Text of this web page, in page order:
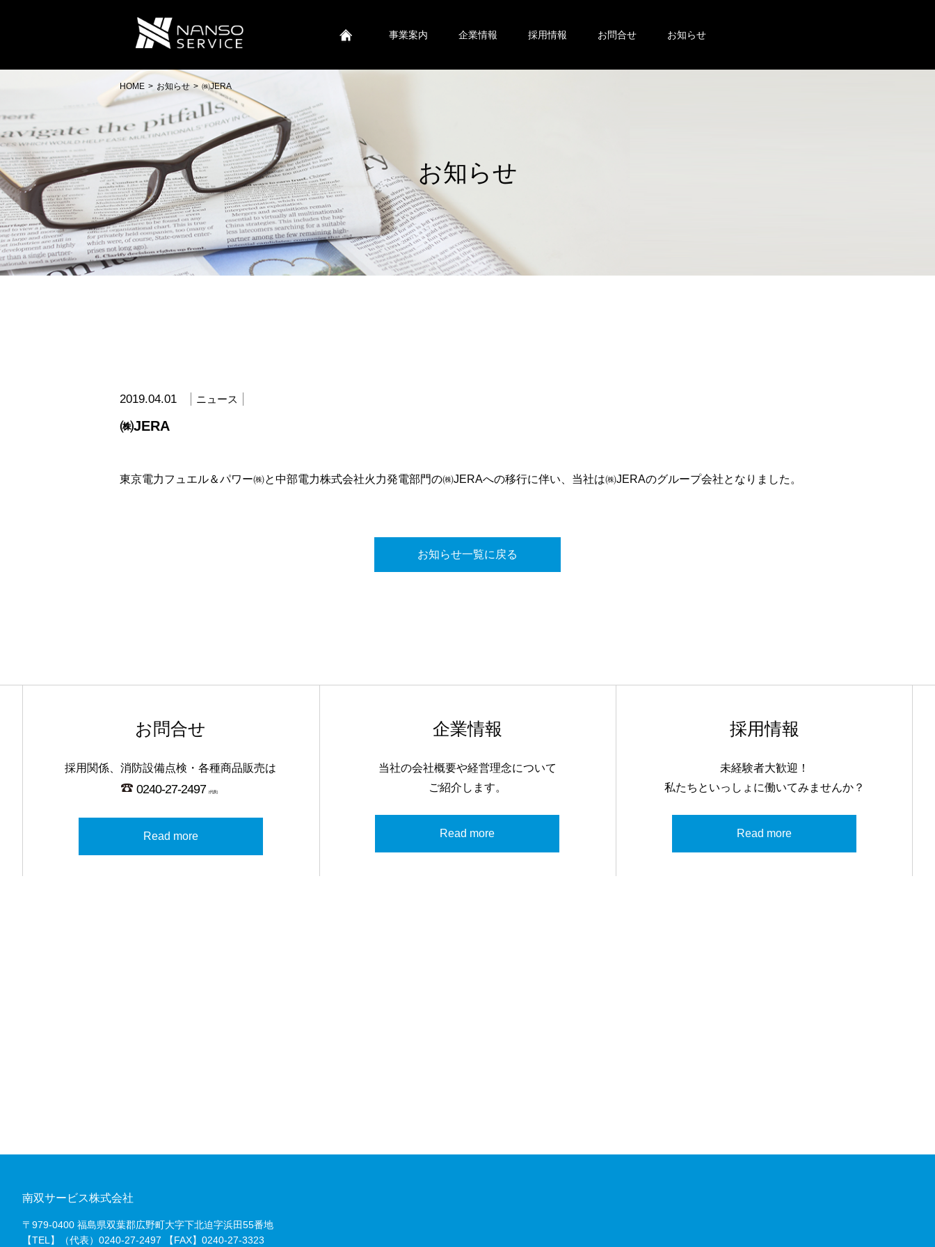
南双サービス株式会社事業案内 企業情報 採用情報 お問合せ お知らせ
HOME お知らせ ㈱JERA
お知らせ
2019.04.01 ニュース
㈱JERA
東京電力フュエル＆パワー㈱と中部電力株式会社火力発電部門の㈱JERAへの移行に伴い、当社は㈱JERAのグループ会社となりました。
お知らせ一覧に戻る
お問合せ
採用関係、消防設備点検・各種商品販売は
0240-27-2497 （代表）
Read more
企業情報
当社の会社概要や経営理念について
ご紹介します。
Read more
採用情報
未経験者大歓迎！
私たちといっしょに働いてみませんか？
Read more
南双サービス株式会社
〒979-0400 福島県双葉郡広野町大字下北迫字浜田55番地
【TEL】（代表） 0240-27-2497 【FAX】0240-27-3323